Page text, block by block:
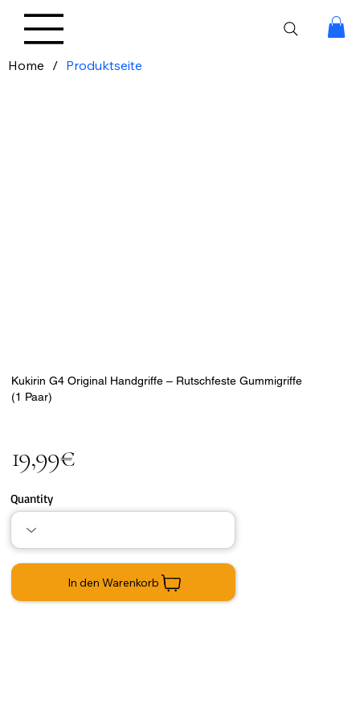
Home / Produktseite
Kukirin G4 Original Handgriffe – Rutschfeste Gummigriffe
(1 Paar)
19,99€
Quantity
In den Warenkorb